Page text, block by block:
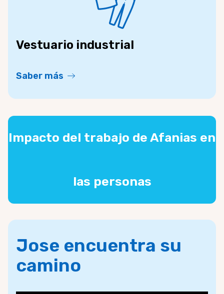
Vestuario industrial
Saber más
Impacto del trabajo de Afanias en
las personas
Jose encuentra su
camino